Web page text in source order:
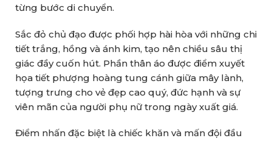
từng bước di chuyển.
Sắc đỏ chủ đạo được phối hợp hài hòa với những chi
tiết trắng, hồng và ánh kim, tạo nên chiều sâu thị
giác đầy cuốn hút. Phần thân áo được điểm xuyết
họa tiết phượng hoàng tung cánh giữa mây lành,
tượng trưng cho vẻ đẹp cao quý, đức hạnh và sự
viên mãn của người phụ nữ trong ngày xuất giá.
Điểm nhấn đặc biệt là chiếc khăn và mấn đội đầu